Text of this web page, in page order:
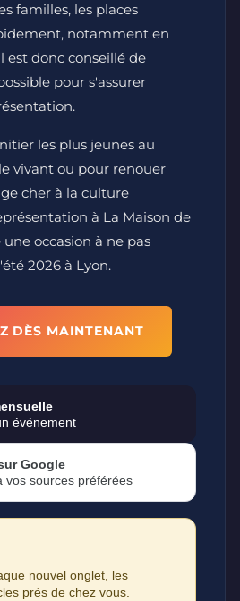
familles, les places
notamment en
est donc conseillé de
pour s'assurer
les plus jeunes au
vivant ou pour renouer
cher à la culture
à La Maison de
occasion à ne pas
2026 à Lyon.
DÈS MAINTENANT
événement
Google
vos sources préférées
nouvel onglet, les
près de chez vous.